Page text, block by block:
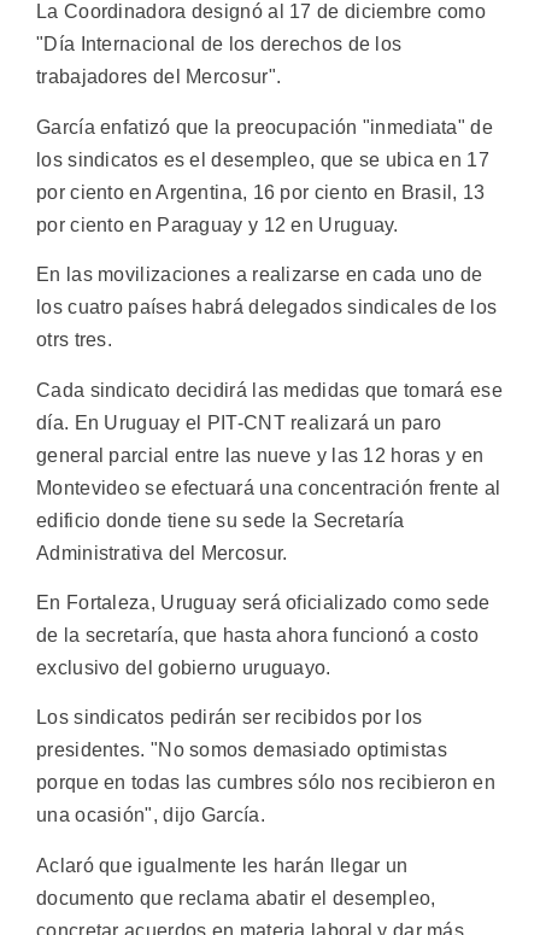
La Coordinadora designó al 17 de diciembre como
"Día Internacional de los derechos de los
trabajadores del Mercosur".
García enfatizó que la preocupación "inmediata" de
los sindicatos es el desempleo, que se ubica en 17
por ciento en Argentina, 16 por ciento en Brasil, 13
por ciento en Paraguay y 12 en Uruguay.
En las movilizaciones a realizarse en cada uno de
los cuatro países habrá delegados sindicales de los
otrs tres.
Cada sindicato decidirá las medidas que tomará ese
día. En Uruguay el PIT-CNT realizará un paro
general parcial entre las nueve y las 12 horas y en
Montevideo se efectuará una concentración frente al
edificio donde tiene su sede la Secretaría
Administrativa del Mercosur.
En Fortaleza, Uruguay será oficializado como sede
de la secretaría, que hasta ahora funcionó a costo
exclusivo del gobierno uruguayo.
Los sindicatos pedirán ser recibidos por los
presidentes. "No somos demasiado optimistas
porque en todas las cumbres sólo nos recibieron en
una ocasión", dijo García.
Aclaró que igualmente les harán llegar un
documento que reclama abatir el desempleo,
concretar acuerdos en materia laboral y dar más